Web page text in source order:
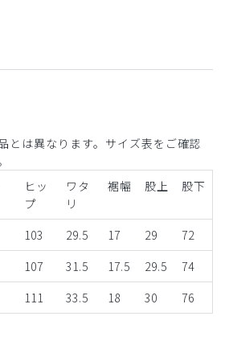
とは異なります。サイズ表をご確認
ヒッ
プ
ワタ
リ
裾幅 股上 股下
103 29.5 17 29
72
107 31.5 17.5 29.5
74
111 33.5 18 30 76